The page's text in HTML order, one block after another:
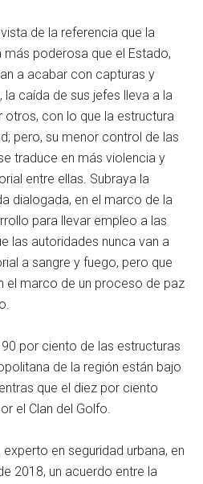
de la referencia que la
más poderosa que el Estado,
a acabar con capturas y
caída de sus jefes lleva a la
otros, con lo que la estructura
pero, su menor control de las
traduce en más violencia y
entre ellas. Subraya la
dialogada, en el marco de la
para llevar empleo a las
las autoridades nunca van a
a sangre y fuego, pero que
el marco de un proceso de paz
por ciento de las estructuras
de la región están bajo
que el diez por ciento
el Clan del Golfo.
experto en seguridad urbana, en
2018, un acuerdo entre la